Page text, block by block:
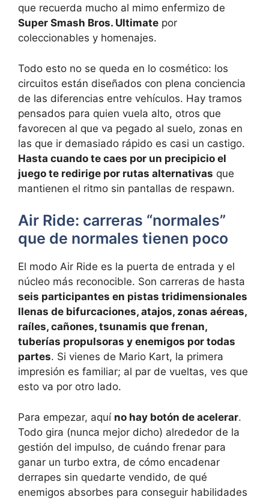
que recuerda mucho al mimo enfermizo de
Super Smash Bros. Ultimate por
coleccionables y homenajes.
Todo esto no se queda en lo cosmético: los
circuitos están diseñados con plena conciencia
de las diferencias entre vehículos. Hay tramos
pensados para quien vuela alto, otros que
favorecen al que va pegado al suelo, zonas en
las que ir demasiado rápido es casi un castigo.
Hasta cuando te caes por un precipicio el
juego te redirige por rutas alternativas que
mantienen el ritmo sin pantallas de respawn.
Air Ride: carreras “normales”
que de normales tienen poco
El modo Air Ride es la puerta de entrada y el
núcleo más reconocible. Son carreras de hasta
seis participantes en pistas tridimensionales
llenas de bifurcaciones, atajos, zonas aéreas,
raíles, cañones, tsunamis que frenan,
tuberías propulsoras y enemigos por todas
partes. Si vienes de Mario Kart, la primera
impresión es familiar; al par de vueltas, ves que
esto va por otro lado.
Para empezar, aquí no hay botón de acelerar.
Todo gira (nunca mejor dicho) alrededor de la
gestión del impulso, de cuándo frenar para
ganar un turbo extra, de cómo encadenar
derrapes sin quedarte vendido, de qué
enemigos absorbes para conseguir habilidades